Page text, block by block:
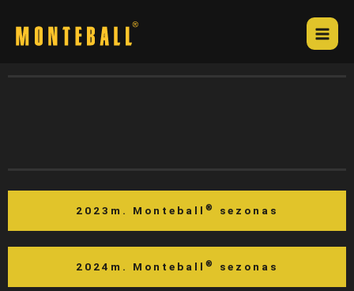
prie
turinio
ĮVYKĘ ČEMPIONATAI
2023m. Monteball ® sezonas
2024m. Monteball ® sezonas